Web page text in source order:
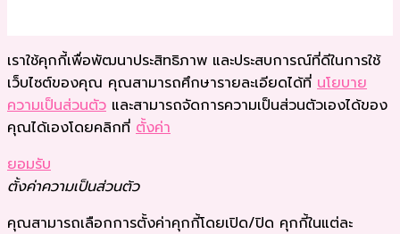
เราใช้คุกกี้เพื่อพัฒนาประสิทธิภาพ และประสบการณ์ที่ดีในการใช้
เว็บไซต์ของคุณ คุณสามารถศึกษารายละเอียดได้ที่ นโยบาย
ความเป็นส่วนตัว และสามารถจัดการความเป็นส่วนตัวเองได้ของ
คุณได้เองโดยคลิกที่ ตั้งค่า
ยอมรับ
ตั้งค่าความเป็นส่วนตัว
คุณสามารถเลือกการตั้งค่าคุกกี้โดยเปิด/ปิด คุกกี้ในแต่ละ